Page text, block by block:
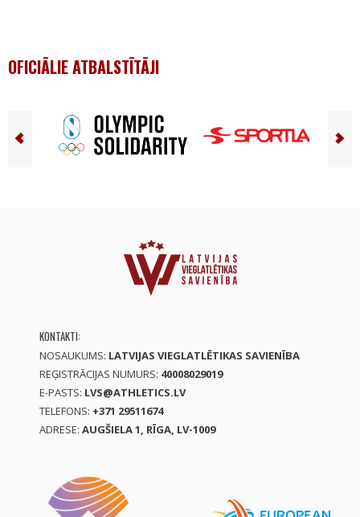
OFICIĀLIE ATBALSTĪTĀJI
KONTAKTI:
NOSAUKUMS: LATVIJAS VIEGLATLĒTIKAS SAVIENĪBA
REĢISTRĀCIJAS NUMURS: 40008029019
E-PASTS: LVS@ATHLETICS.LV
TELEFONS: +371 29511674
ADRESE: AUGŠIELA 1, RĪGA, LV-1009